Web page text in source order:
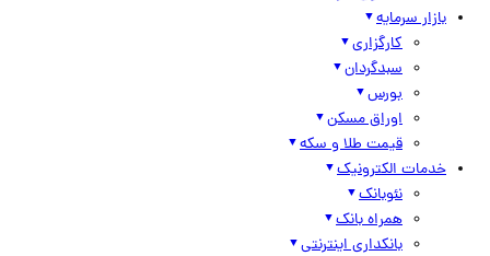
بازار سرمایه
کارگزاری
سبدگردان
بورس
اوراق مسکن
قیمت طلا و سکه
خدمات الکترونیک
نئوبانک
همراه بانک
بانکداری اینترنتی